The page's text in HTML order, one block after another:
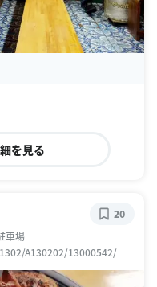
を見る
車場
A130202/13000542/
20